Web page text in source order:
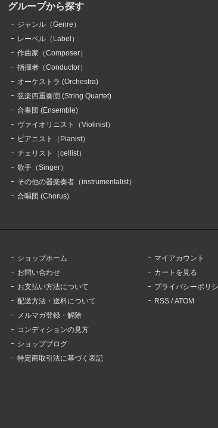
グループから探す
ジャンル（Genre）
レーベル（Label）
作曲家（Composer）
指揮者（Conductor）
オーケストラ (Orchestra)
弦楽四重奏団 (String Quartet)
合奏団 (Ensemble)
ヴァイオリニスト（Violinist）
ピアニスト（Pianist）
チェリスト（cellist）
歌手（Singer）
その他の器楽奏者（instrumentalist）
合唱団 (Chorus)
ショップホーム
お問い合わせ
お支払い方法について
配送方法・送料について
メルマガ登録・解除
コンディションの見方
ショップブログ
特定商取引法に基づく表記
マイアカウント
カートを見る
プライバシーポリ
RSS /ATOM